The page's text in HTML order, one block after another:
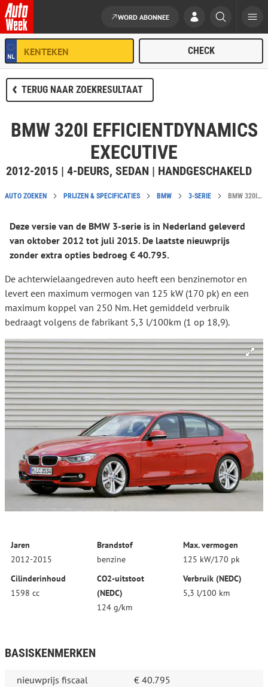
Ga naar de inhoud
WORD ABONNEE
TERUG NAAR ZOEKRESULTAAT
BMW 320I EFFICIENTDYNAMICS
EXECUTIVE
2012-2015 | 4-DEURS, SEDAN | HANDGESCHAKELD
AUTO ZOEKEN PRIJZEN & SPECIFICATIES BMW 3-SERIE BMW 320I EFFICIENTDYNAMICS EXECUTIVE CATALOGUSPRIJS EN SPECIFICATIES
Deze versie van de BMW 3-serie is in Nederland geleverd
van oktober 2012 tot juli 2015. De laatste nieuwprijs
zonder extra opties bedroeg € 40.795.
De achterwielaangedreven auto heeft een benzinemotor en
levert een maximum vermogen van 125 kW (170 pk) en een
maximum koppel van 250 Nm. Het gemiddeld verbruik
bedraagt volgens de fabrikant 5,3 l/100km (1 op 18,9).
Jaren
2012-2015
Brandstof
benzine
Max. vermogen
125 kW/170 pk
Cilinderinhoud
1598 cc
CO2-uitstoot
(NEDC)
124 g/km
Verbruik (NEDC)
5,3 l/100 km
BASISKENMERKEN
nieuwprijs fiscaal
€ 40.795